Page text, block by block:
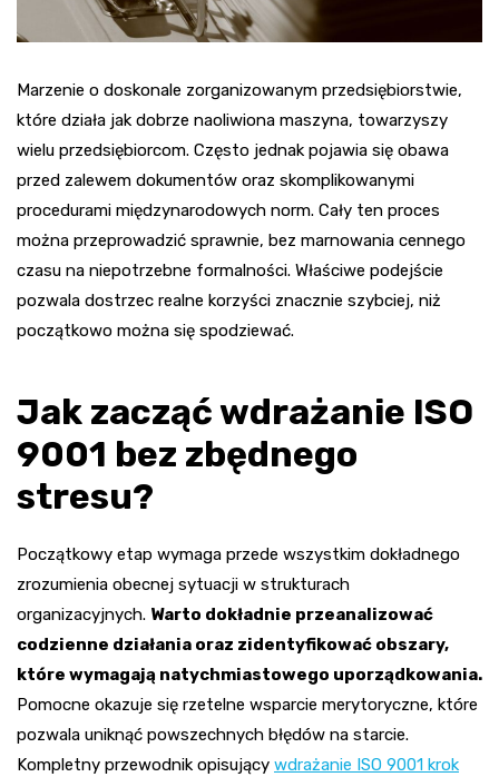
Marzenie o doskonale zorganizowanym przedsiębiorstwie,
które działa jak dobrze naoliwiona maszyna, towarzyszy
wielu przedsiębiorcom. Często jednak pojawia się obawa
przed zalewem dokumentów oraz skomplikowanymi
procedurami międzynarodowych norm. Cały ten proces
można przeprowadzić sprawnie, bez marnowania cennego
czasu na niepotrzebne formalności. Właściwe podejście
pozwala dostrzec realne korzyści znacznie szybciej, niż
początkowo można się spodziewać.
Jak zacząć wdrażanie ISO
9001 bez zbędnego
stresu?
Początkowy etap wymaga przede wszystkim dokładnego
zrozumienia obecnej sytuacji w strukturach
organizacyjnych. Warto dokładnie przeanalizować
codzienne działania oraz zidentyfikować obszary,
które wymagają natychmiastowego uporządkowania.
Pomocne okazuje się rzetelne wsparcie merytoryczne, które
pozwala uniknąć powszechnych błędów na starcie.
Kompletny przewodnik opisujący wdrażanie ISO 9001 krok